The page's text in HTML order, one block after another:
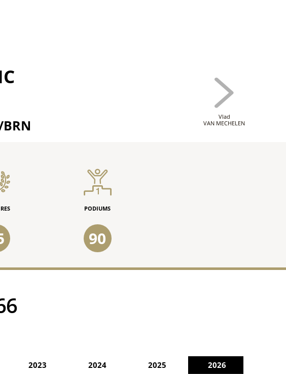
Vlad
VAN MECHELEN
PODIUMS
90
2023 2024 2025 2026